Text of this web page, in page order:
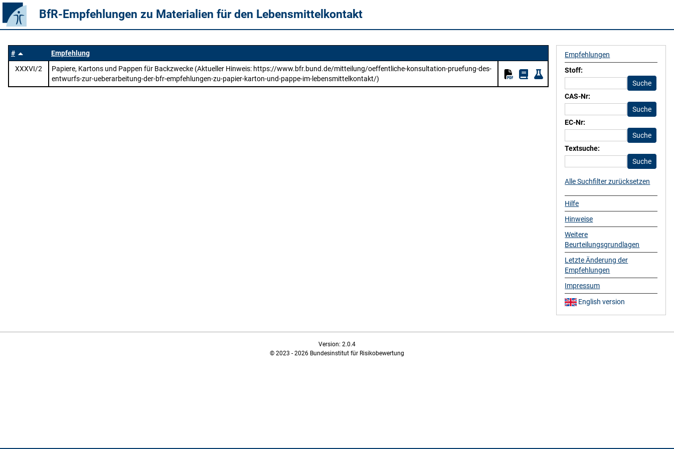
BfR-Empfehlungen zu Materialien für den Lebensmittelkontakt
#
Empfehlung
XXXVI/2
Papiere, Kartons und Pappen für Backzwecke (Aktueller Hinweis: https://www.bfr.bund.de/mitteilung/oeffentliche-konsultation-pruefung-des-
entwurfs-zur-ueberarbeitung-der-bfr-empfehlungen-zu-papier-karton-und-pappe-im-lebensmittelkontakt/)
Empfehlungen
Stoff:
CAS-Nr:
EC-Nr:
Textsuche:
Alle Suchfilter zurücksetzen
Hilfe
Hinweise
Weitere
Beurteilungsgrundlagen
Letzte Änderung der
Empfehlungen
Impressum
English version
Version: 2.0.4
© 2023 - 2026 Bundesinstitut für Risikobewertung